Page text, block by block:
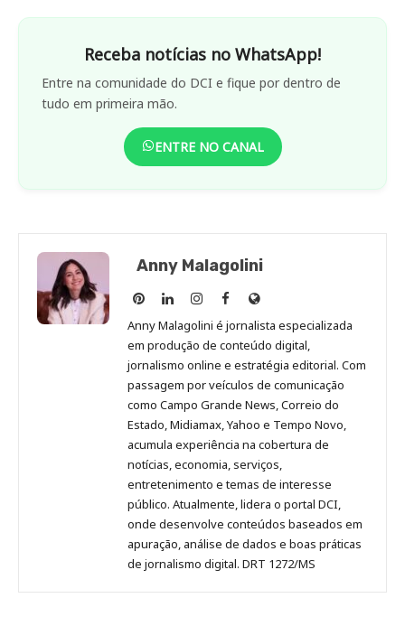
Receba notícias no WhatsApp!
Entre na comunidade do DCI e fique por dentro de
tudo em primeira mão.
ENTRE NO CANAL
Anny Malagolini
Anny
Malagolini
no
Pinterest
Anny
Malagolini
no
LinkedIn
Anny
Malagolini
no
Instagram
Anny
Malagolini
no
Facebook
Site
de
Anny
Malagolini
Anny Malagolini é jornalista especializada
em produção de conteúdo digital,
jornalismo online e estratégia editorial. Com
passagem por veículos de comunicação
como Campo Grande News, Correio do
Estado, Midiamax, Yahoo e Tempo Novo,
acumula experiência na cobertura de
notícias, economia, serviços,
entretenimento e temas de interesse
público. Atualmente, lidera o portal DCI,
onde desenvolve conteúdos baseados em
apuração, análise de dados e boas práticas
de jornalismo digital. DRT 1272/MS